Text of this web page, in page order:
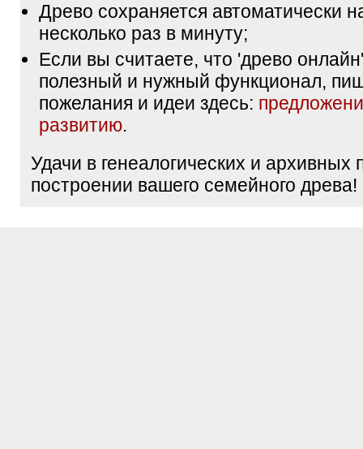
Древо сохраняется автоматически
несколько раз в минуту;
Если вы считаете, что 'древо
полезный и нужный функционал,
пожелания и идеи здесь:
развитию.
Удачи в генеалогических и архивных
построении вашего семейного древа!